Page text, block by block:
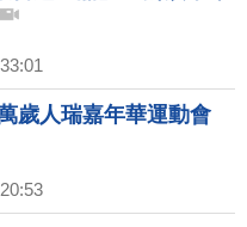
歲人瑞嘉年華運動會